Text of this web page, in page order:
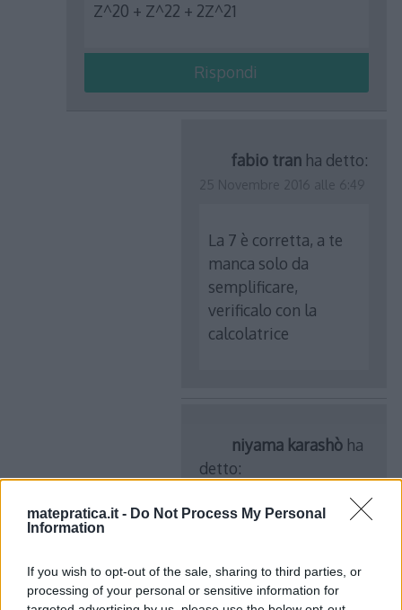
matepratica.it - Do Not Process My Personal
Information
If you wish to opt-out of the sale, sharing to third parties, or
processing of your personal or sensitive information for
Z^20 + Z^22 + 2Z^21
Rispondi
fabio tran ha detto:
La 7 è corretta, a te
manca solo da
semplificare,
verificalo con la
calcolatrice
niyama karashò ha
detto: